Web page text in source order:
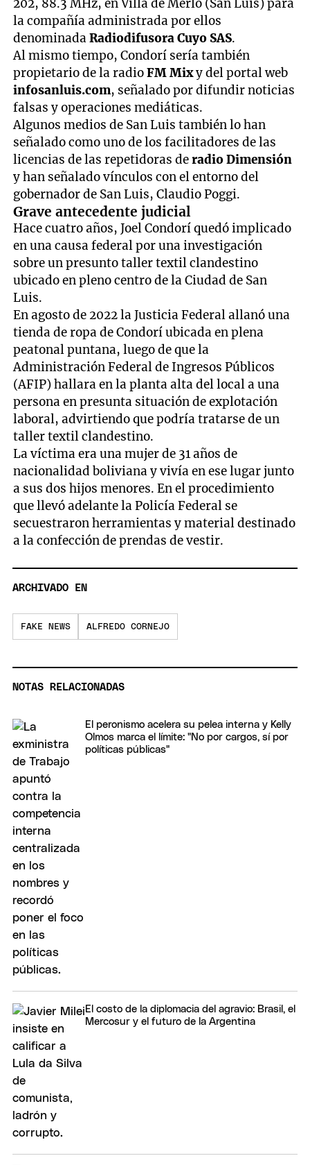
202, 88.3 MHz, en Villa de Merlo (San Luis) para
la compañía administrada por ellos
denominadaRadiodifusora Cuyo SAS.
Al mismo tiempo, Condorí sería también
propietario de la radioFM Mixy del portal web
infosanluis.com, señalado por difundir noticias
falsas y operaciones mediáticas.
Algunos medios de San Luis también lo han
señalado como uno de los facilitadores de las
licencias de las repetidoras deradio Dimensión
y han señalado vínculos con el entorno del
gobernador de San Luis, Claudio Poggi.
Grave antecedente judicial
Hace cuatro años, Joel Condorí quedó implicado
en una causa federal por una investigación
sobre un presunto taller textil clandestino
ubicado en pleno centro de la Ciudad de San
Luis.
En agosto de 2022 la Justicia Federal allanó una
tienda de ropa de Condorí ubicada en plena
peatonal puntana, luego de que la
Administración Federal de Ingresos Públicos
(AFIP) hallara en la planta alta del local a una
persona en presunta situación de explotación
laboral, advirtiendo que podría tratarse de un
taller textil clandestino.
La víctima era una mujer de 31 años de
nacionalidad boliviana y vivía en ese lugar junto
a sus dos hijos menores. En el procedimiento
que llevó adelante la Policía Federal se
secuestraron herramientas y material destinado
a la confección de prendas de vestir.
ARCHIVADO EN
FAKE NEWS ALFREDO CORNEJO
NOTAS RELACIONADAS
El peronismo acelera su pelea interna y Kelly
Olmos marca el límite: "No por cargos, sí por
políticas públicas"
El costo de la diplomacia del agravio: Brasil, el
Mercosur y el futuro de la Argentina